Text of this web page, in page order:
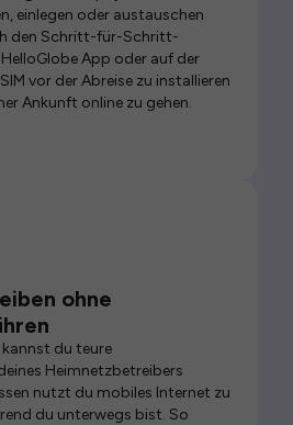
einlegen oder austauschen
den Schritt-für-Schritt-
App oder auf der
vor der Abreise zu installieren
Ankunft online zu gehen.
ohne
kannst du teure
Heimnetzbetreibers
nutzt du mobiles Internet zu
du unterwegs bist. So